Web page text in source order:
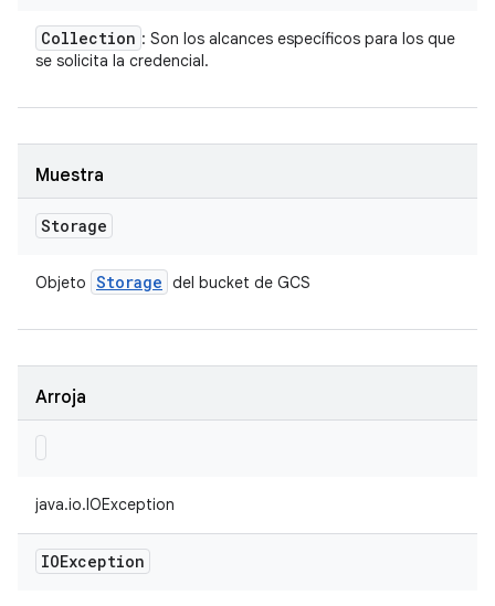
Collection : Son los alcances específicos para los que
se solicita la credencial.
Muestra
Storage
Objeto Storage del bucket de GCS
Arroja
java.io.IOException
IOException